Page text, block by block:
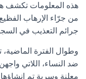
هذه المعلومات تكشف
من جرّاء الإرهاب
جرائم التعذيب في
وطوال الفترة
ضد النساء، اللاتي
معلنة وسرية تم